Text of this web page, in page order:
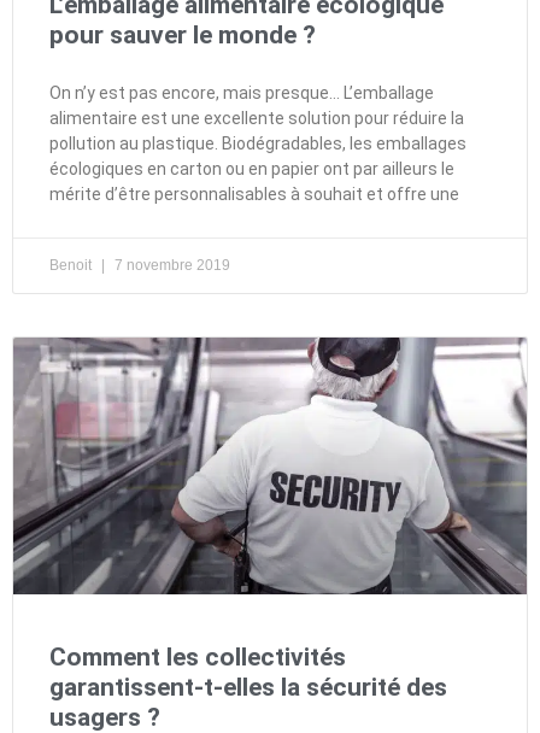
pour sauver le monde ?
On n’y est pas encore, mais presque… L’emballage
alimentaire est une excellente solution pour réduire la
pollution au plastique. Biodégradables, les emballages
écologiques en carton ou en papier ont par ailleurs le
mérite d’être personnalisables à souhait et offre une
Benoit 7 novembre 2019
Comment les collectivités
garantissent-t-elles la sécurité des
usagers ?